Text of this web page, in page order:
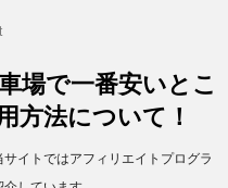
場で一番安いとこ
方法について！
イトではアフィリエイトプログラ